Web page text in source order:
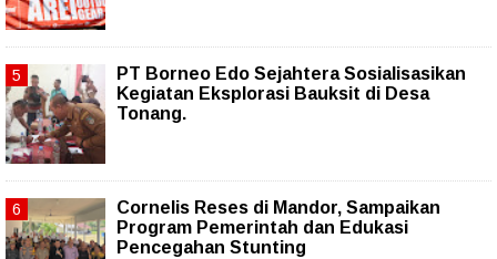
PT Borneo Edo Sejahtera Sosialisasikan
Kegiatan Eksplorasi Bauksit di Desa
Tonang.
Cornelis Reses di Mandor, Sampaikan
Program Pemerintah dan Edukasi
Pencegahan Stunting